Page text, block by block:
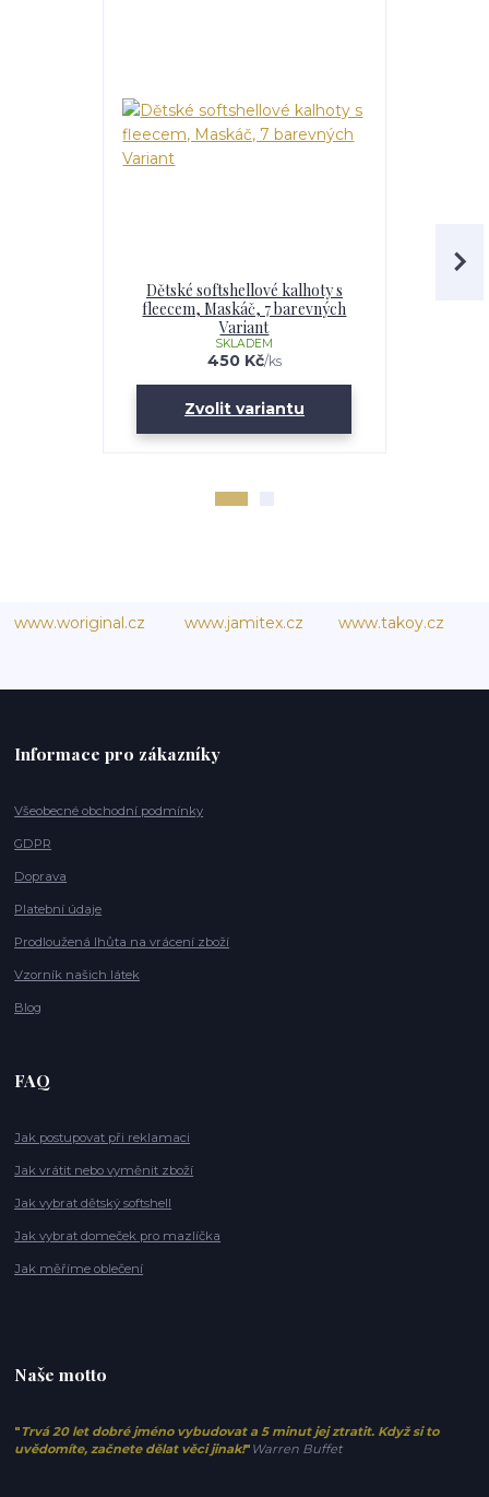
Dětské softshellové kalhoty s
fleecem, Maskáč, 7 barevných
Variant
450 Kč/ks
SKLADEM
Zvolit variantu
www.woriginal.cz www.jamitex.cz www.takoy.cz
Informace pro zákazníky
Všeobecné obchodní podmínky
GDPR
Doprava
Platební údaje
Prodloužená lhůta na vrácení zboží
Vzorník našich látek
Blog
FAQ
Jak postupovat při reklamaci
Jak vrátit nebo vyměnit zboží
Jak vybrat dětský softshell
Jak vybrat domeček pro mazlíčka
Jak měříme oblečení
Naše motto
" Trvá 20 let dobré jméno vybudovat a 5 minut jej ztratit. Když si to
uvědomíte, začnete dělat věci jinak!" Warren Buffet